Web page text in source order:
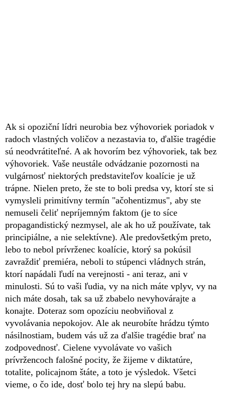
Ak si opoziční lídri neurobia bez výhovoriek poriadok v
radoch vlastných voličov a nezastavia to, ďalšie tragédie
sú neodvrátiteľné. A ak hovorím bez výhovoriek, tak bez
výhovoriek. Vaše neustále odvádzanie pozornosti na
vulgárnosť niektorých predstaviteľov koalície je už
trápne. Nielen preto, že ste to boli predsa vy, ktorí ste si
vymysleli primitívny termín "ačohentizmus", aby ste
nemuseli čeliť nepríjemným faktom (je to síce
propagandistický nezmysel, ale ak ho už používate, tak
principiálne, a nie selektívne). Ale predovšetkým preto,
lebo to nebol prívrženec koalície, ktorý sa pokúsil
zavraždiť premiéra, neboli to stúpenci vládnych strán,
ktorí napádali ľudí na verejnosti - ani teraz, ani v
minulosti. Sú to vaši ľudia, vy na nich máte vplyv, vy na
nich máte dosah, tak sa už zbabelo nevyhovárajte a
konajte. Doteraz som opozíciu neobviňoval z
vyvolávania nepokojov. Ale ak neurobíte hrádzu týmto
násilnostiam, budem vás už za ďalšie tragédie brať na
zodpovednosť. Cielene vyvolávate vo vašich
prívržencoch falošné pocity, že žijeme v diktatúre,
totalite, policajnom štáte, a toto je výsledok. Všetci
vieme, o čo ide, dosť bolo tej hry na slepú babu.